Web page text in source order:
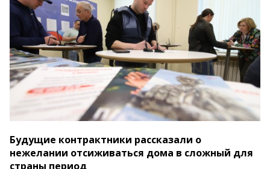
Будущие контрактники рассказали о
нежелании отсиживаться дома в сложный для
страны период